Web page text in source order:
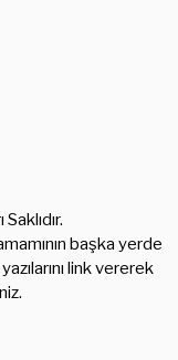
başka yerde
link vererek